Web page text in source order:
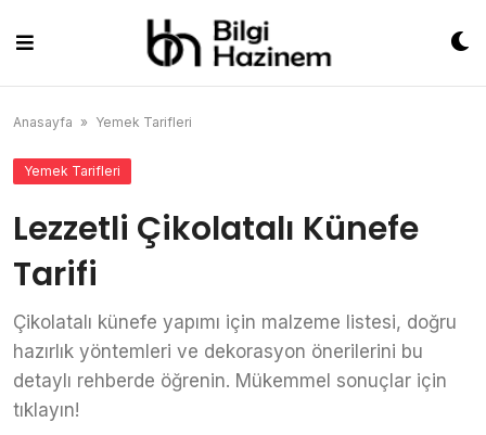
content
Anasayfa » Yemek Tarifleri
Yemek Tarifleri
Lezzetli Çikolatalı Künefe
Tarifi
Çikolatalı künefe yapımı için malzeme listesi, doğru
hazırlık yöntemleri ve dekorasyon önerilerini bu
detaylı rehberde öğrenin. Mükemmel sonuçlar için
tıklayın!